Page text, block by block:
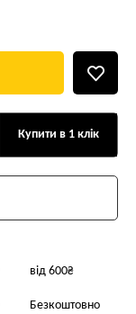
Купити в 1 клік
від 600₴
Безкоштовно